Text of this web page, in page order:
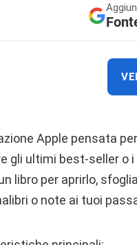
Apple pensata
gli ultimi best-seller
libro per aprirlo,
o note ai tuoi